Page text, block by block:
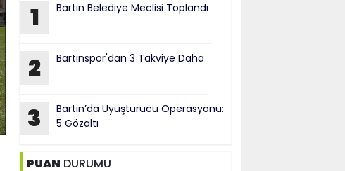
1 Bartın Belediye Meclisi Toplandı
2 Bartınspor'dan 3 Takviye Daha
3
Bartın’da Uyuşturucu Operasyonu:
5 Gözaltı
PUAN DURUMU